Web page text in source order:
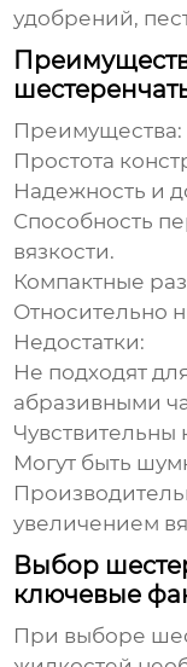
удобрений,
Преимущества:
Простота
Надежность и
Способность
вязкости.
Компактные
Относительно
Недостатки:
Не подходят
абразивными
Чувствительны
Могут быть
увеличением
Выбор
ключевые
При выборе